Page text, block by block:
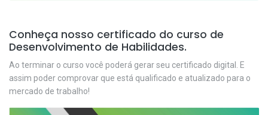
Conheça nosso certificado do curso de
Desenvolvimento de Habilidades.
Ao terminar o curso você poderá gerar seu certificado digital. E
assim poder comprovar que está qualificado e atualizado para o
mercado de trabalho!